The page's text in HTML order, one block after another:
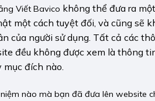
Viết Bavico không thể đưa ra
một cách tuyệt đối, và cũng sẽ
của người sử dụng. Tất cả các
đều không được xem là thông
đích nào.
nào mà bạn đã đưa lên website